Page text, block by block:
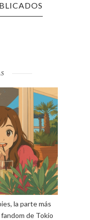
la parte más
de Tokio